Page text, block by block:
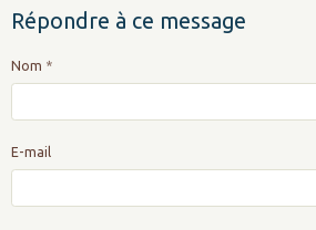
Répondre à ce message
Nom
E-mail